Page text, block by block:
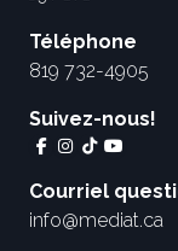
Téléphone
819 732-4905
Suivez-nous!
Courriel
info@mediat.ca